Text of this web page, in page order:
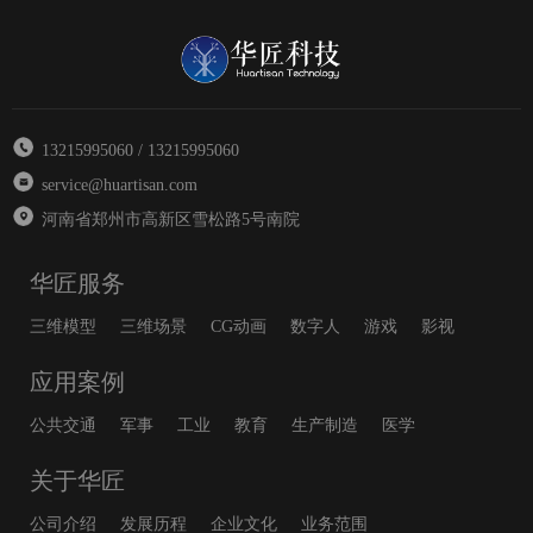
13215995060 / 13215995060
service@huartisan.com
河南省郑州市高新区雪松路5号南院
华匠服务
三维模型 三维场景 CG动画 数字人 游戏 影视
应用案例
公共交通 军事 工业 教育 生产制造 医学
关于华匠
公司介绍 发展历程 企业文化 业务范围